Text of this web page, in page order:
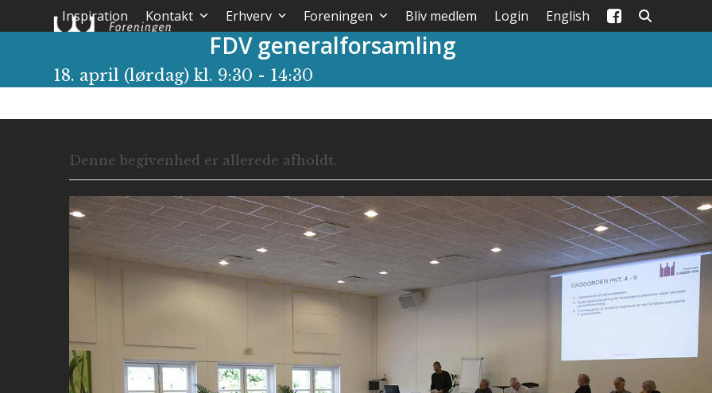
to
Inspiration Kontakt Erhverv Foreningen Bliv medlem Login English
FDV generalforsamling
18. april (lørdag) kl. 9:30 - 14:30
Denne begivenhed er allerede afholdt.